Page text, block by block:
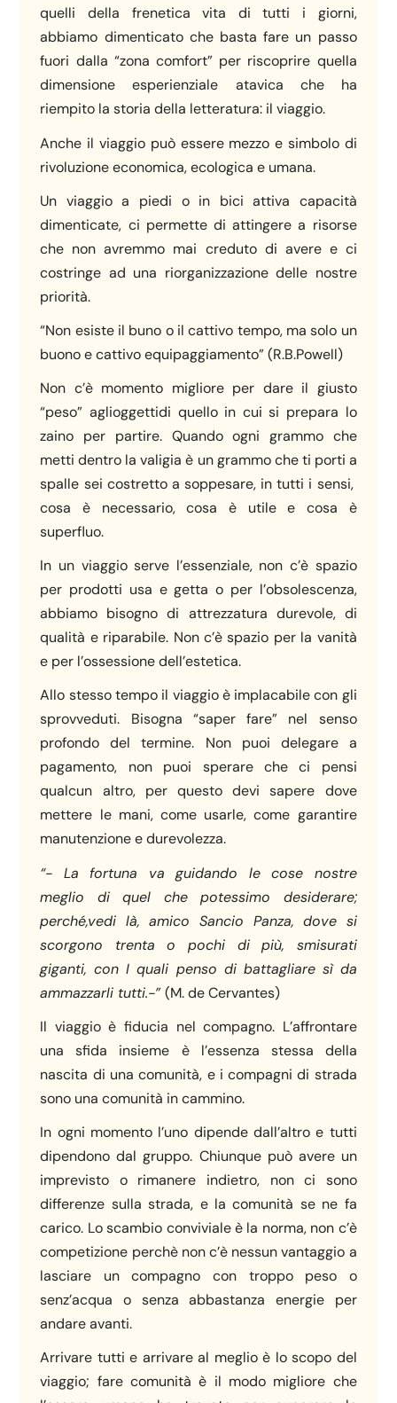
quelli della frenetica vita di tutti i giorni,
abbiamo dimenticato che basta fare un passo
fuori dalla “zona comfort” per riscoprire quella
dimensione esperienziale atavica che ha
riempito la storia della letteratura: il viaggio.
Anche il viaggio può essere mezzo e simbolo di
rivoluzione economica, ecologica e umana.
Un viaggio a piedi o in bici attiva capacità
dimenticate, ci permette di attingere a risorse
che non avremmo mai creduto di avere e ci
costringe ad una riorganizzazione delle nostre
priorità.
“Non esiste il buno o il cattivo tempo, ma solo un
buono e cattivo equipaggiamento” (R.B.Powell)
Non c’è momento migliore per dare il giusto
“peso” aglioggettidi quello in cui si prepara lo
zaino per partire. Quando ogni grammo che
metti dentro la valigia è un grammo che ti porti a
spalle sei costretto a soppesare, in tutti i sensi,
cosa è necessario, cosa è utile e cosa è
superfluo.
In un viaggio serve l’essenziale, non c’è spazio
per prodotti usa e getta o per l’obsolescenza,
abbiamo bisogno di attrezzatura durevole, di
qualità e riparabile. Non c’è spazio per la vanità
e per l’ossessione dell’estetica.
Allo stesso tempo il viaggio è implacabile con gli
sprovveduti. Bisogna “saper fare” nel senso
profondo del termine. Non puoi delegare a
pagamento, non puoi sperare che ci pensi
qualcun altro, per questo devi sapere dove
mettere le mani, come usarle, come garantire
manutenzione e durevolezza.
“- La fortuna va guidando le cose nostre
meglio di quel che potessimo desiderare;
perché,vedi là, amico Sancio Panza, dove si
scorgono trenta o pochi di più, smisurati
giganti, con I quali penso di battagliare sì da
ammazzarli tutti.-”(M. de Cervantes)
Il viaggio è fiducia nel compagno. L’affrontare
una sfida insieme è l’essenza stessa della
nascita di una comunità, e i compagni di strada
sono una comunità in cammino.
In ogni momento l’uno dipende dall’altro e tutti
dipendono dal gruppo. Chiunque può avere un
imprevisto o rimanere indietro, non ci sono
differenze sulla strada, e la comunità se ne fa
carico. Lo scambio conviviale è la norma, non c’è
competizione perchè non c’è nessun vantaggio a
lasciare un compagno con troppo peso o
senz’acqua o senza abbastanza energie per
andare avanti.
Arrivare tutti e arrivare al meglio è lo scopo del
viaggio; fare comunità è il modo migliore che